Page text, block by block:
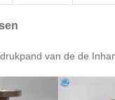
van de de